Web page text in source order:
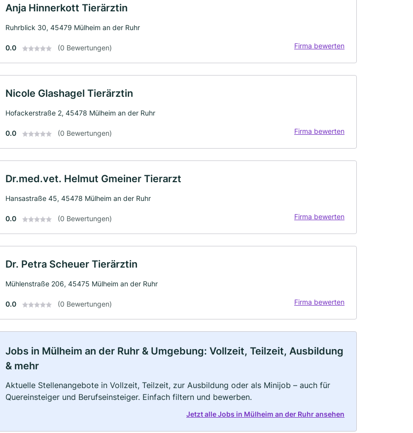
Anja Hinnerkott Tierärztin
Ruhrblick 30, 45479 Mülheim an der Ruhr
0.0 (0 Bewertungen) Firma bewerten
Nicole Glashagel Tierärztin
Hofackerstraße 2, 45478 Mülheim an der Ruhr
0.0 (0 Bewertungen) Firma bewerten
Dr.med.vet. Helmut Gmeiner Tierarzt
Hansastraße 45, 45478 Mülheim an der Ruhr
0.0 (0 Bewertungen) Firma bewerten
Dr. Petra Scheuer Tierärztin
Mühlenstraße 206, 45475 Mülheim an der Ruhr
0.0 (0 Bewertungen) Firma bewerten
Jobs in Mülheim an der Ruhr & Umgebung: Vollzeit, Teilzeit, Ausbildung
& mehr
Aktuelle Stellenangebote in Vollzeit, Teilzeit, zur Ausbildung oder als Minijob – auch für
Quereinsteiger und Berufseinsteiger. Einfach filtern und bewerben.
Jetzt alle Jobs in Mülheim an der Ruhr ansehen